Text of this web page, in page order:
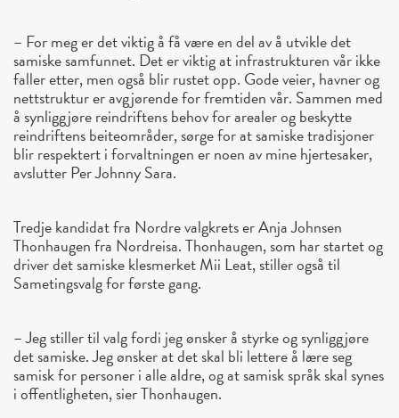
– For meg er det viktig å få være en del av å utvikle det
samiske samfunnet. Det er viktig at infrastrukturen vår ikke
faller etter, men også blir rustet opp. Gode veier, havner og
nettstruktur er avgjørende for fremtiden vår. Sammen med
å synliggjøre reindriftens behov for arealer og beskytte
reindriftens beiteområder, sørge for at samiske tradisjoner
blir respektert i forvaltningen er noen av mine hjertesaker,
avslutter Per Johnny Sara.
Tredje kandidat fra Nordre valgkrets er Anja Johnsen
Thonhaugen fra Nordreisa. Thonhaugen, som har startet og
driver det samiske klesmerket Mii Leat, stiller også til
Sametingsvalg for første gang.
– Jeg stiller til valg fordi jeg ønsker å styrke og synliggjøre
det samiske. Jeg ønsker at det skal bli lettere å lære seg
samisk for personer i alle aldre, og at samisk språk skal synes
i offentligheten, sier Thonhaugen.